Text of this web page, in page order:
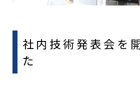
社内技術発表会を
た